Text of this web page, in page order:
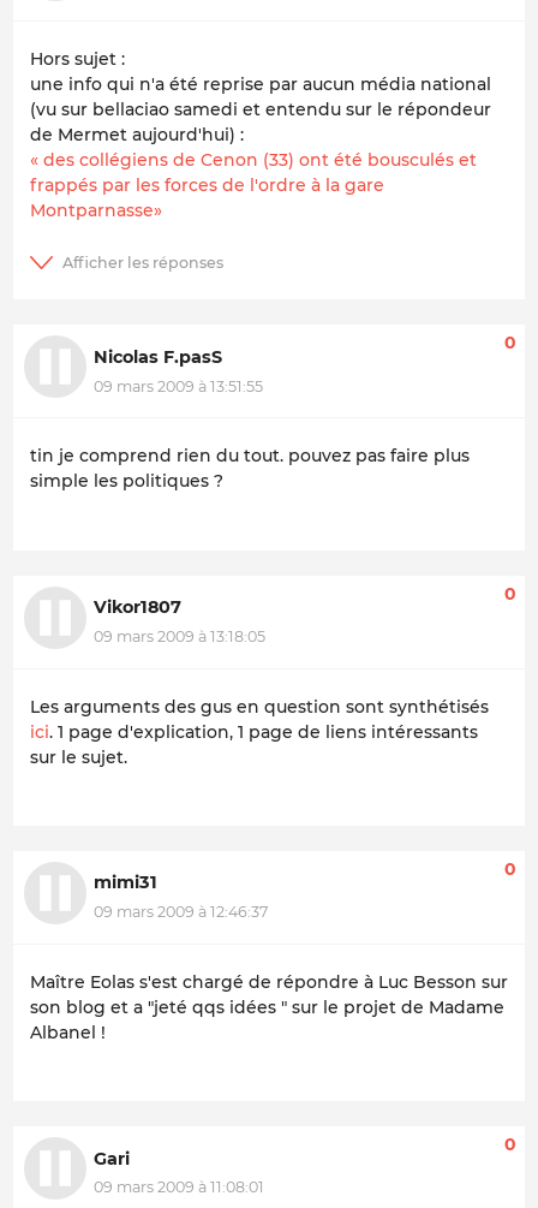
Hors sujet :
une info qui n'a été reprise par aucun média national
(vu sur bellaciao samedi et entendu sur le répondeur
de Mermet aujourd'hui) :
« des collégiens de Cenon (33) ont été bousculés et
frappés par les forces de l'ordre à la gare
Montparnasse»
Nicolas F.pasS
09 mars 2009 à 13:51:55
0
tin je comprend rien du tout. pouvez pas faire plus
simple les politiques ?
Vikor1807
09 mars 2009 à 13:18:05
0
Les arguments des gus en question sont synthétisés
ici. 1 page d'explication, 1 page de liens intéressants
sur le sujet.
mimi31
09 mars 2009 à 12:46:37
0
Maître Eolas s'est chargé de répondre à Luc Besson sur
son blog et a "jeté qqs idées " sur le projet de Madame
Albanel !
Gari
09 mars 2009 à 11:08:01
0